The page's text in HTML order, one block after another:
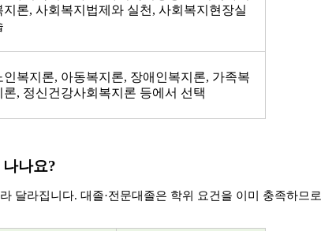
지론, 사회복지법제와 실천, 사회복지현장실
인복지론, 아동복지론, 장애인복지론, 가족복
론, 정신건강사회복지론 등에서 선택
나요?
달라집니다. 대졸·전문대졸은 학위 요건을 이미 충족하므로